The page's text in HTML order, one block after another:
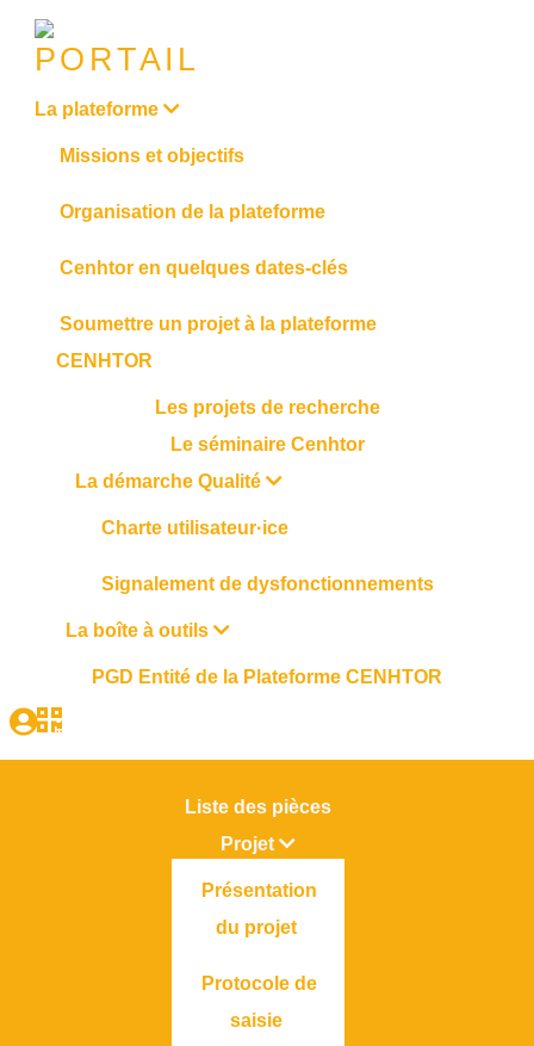
La plateforme
Missions et objectifs
Organisation de la plateforme
Cenhtor en quelques dates-clés
Soumettre un projet à la plateforme
CENHTOR
Les projets de recherche
Le séminaire Cenhtor
La démarche Qualité
Charte utilisateur·ice
Signalement de dysfonctionnements
La boîte à outils
PGD Entité de la Plateforme CENHTOR
Liste des pièces
Projet
Présentation
du projet
Protocole de
saisie